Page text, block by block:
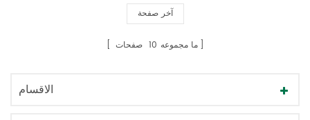
آخر صفحة
ما مجموعه 10 صفحات
الاقسام